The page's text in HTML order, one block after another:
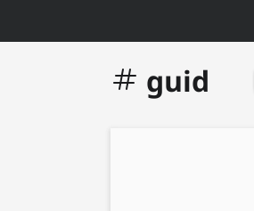
guid